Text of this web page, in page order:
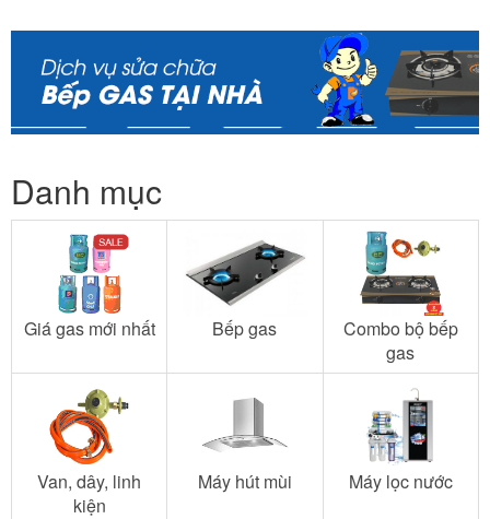
Danh mục
Giá gas mới nhất Bếp gas
Combo bộ bếp
gas
Van, dây, linh
kiện
Máy hút mùi Máy lọc nước